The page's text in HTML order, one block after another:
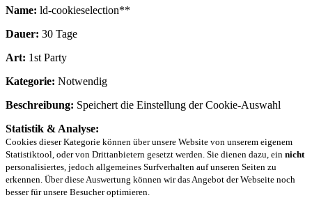
Name: ld-cookieselection**
Dauer: 30 Tage
Art: 1st Party
Kategorie: Notwendig
Beschreibung: Speichert die Einstellung der Cookie-Auswahl
Statistik & Analyse:
Cookies dieser Kategorie können über unsere Website von unserem eigenem
Statistiktool, oder von Drittanbietern gesetzt werden. Sie dienen dazu, ein nicht
personalisiertes, jedoch allgemeines Surfverhalten auf unseren Seiten zu
erkennen. Über diese Auswertung können wir das Angebot der Webseite noch
besser für unsere Besucher optimieren.